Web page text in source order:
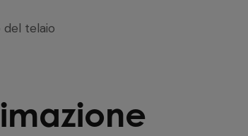
del telaio